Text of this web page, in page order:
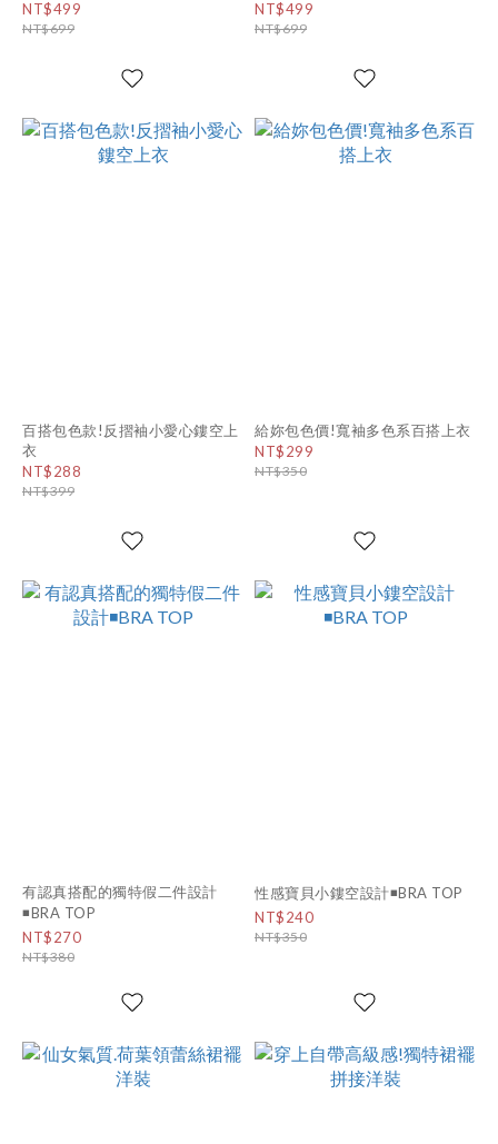
NT$499
NT$699
NT$499
NT$699
百搭包色款!反摺袖小愛心鏤空上
衣
NT$288
NT$399
給妳包色價!寬袖多色系百搭上衣
NT$299
NT$350
有認真搭配的獨特假二件設計
◾BRA TOP
NT$270
NT$380
性感寶貝小鏤空設計◾BRA TOP
NT$240
NT$350